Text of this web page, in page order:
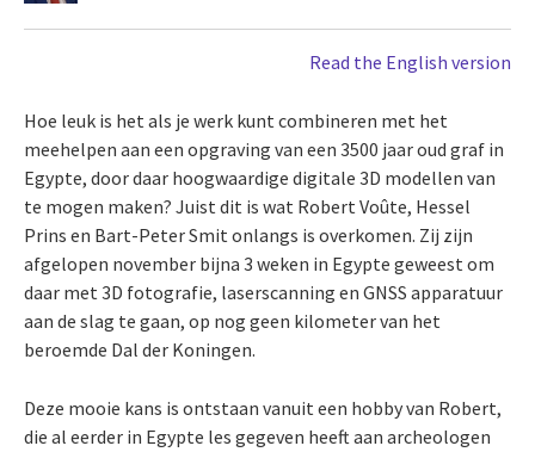
Read the English version
Hoe leuk is het als je werk kunt combineren met het
meehelpen aan een opgraving van een 3500 jaar oud graf in
Egypte, door daar hoogwaardige digitale 3D modellen van
te mogen maken? Juist dit is wat Robert Voûte, Hessel
Prins en Bart-Peter Smit onlangs is overkomen. Zij zijn
afgelopen november bijna 3 weken in Egypte geweest om
daar met 3D fotografie, laserscanning en GNSS apparatuur
aan de slag te gaan, op nog geen kilometer van het
beroemde Dal der Koningen.
Deze mooie kans is ontstaan vanuit een hobby van Robert,
die al eerder in Egypte les gegeven heeft aan archeologen